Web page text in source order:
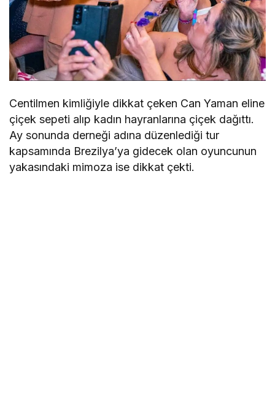
Centilmen kimliğiyle dikkat çeken Can Yaman eline
çiçek sepeti alıp kadın hayranlarına çiçek dağıttı.
Ay sonunda derneği adına düzenlediği tur
kapsamında Brezilya’ya gidecek olan oyuncunun
yakasındaki mimoza ise dikkat çekti.